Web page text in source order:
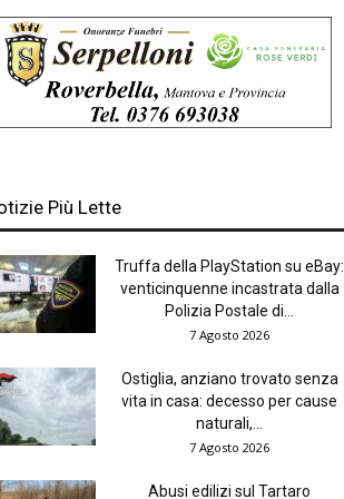
Più Lette
Truffa della PlayStation su eBay:
venticinquenne incastrata dalla
Polizia Postale di...
7 Agosto 2026
Ostiglia, anziano trovato senza
vita in casa: decesso per cause
naturali,...
7 Agosto 2026
Abusi edilizi sul Tartaro